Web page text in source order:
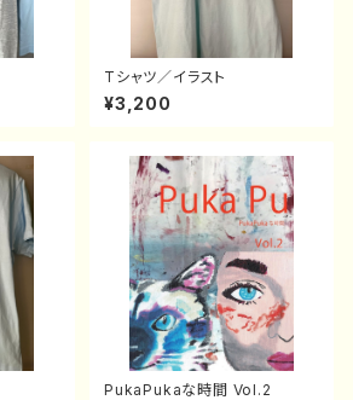
Tシャツ／イラスト
¥3,200
PukaPukaな時間 Vol.2